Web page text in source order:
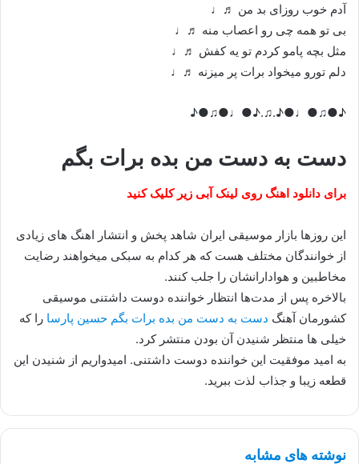
آدم خوب روزای بد من ♬♩
بی تو همه چی رو اعصاب منه ♬♩
مثل بچه پامو کردم تو یه کفش ♬♩
دلم تورو میخواد برات پر میزنه ♬♩
♪●♫●♩●♪.♫.♪●♩●♫●♪
دست به دست من بده برات بگم
برای دانلود اهنگ روی لینک آبی زیر کلیک کنید
این روزها بازار موسیقی ایران شاهد پخش و انتشار اهنگ های زیادی
از خوانندگان مختلف هست که هر کدام به سبکی میخواهند رضایت
مخاطبین و هوادارانشان را جلب کنند.
بالاخره پس از مدت‌ها انتظار خواننده دوست داشتنی موسیقی
کشورمان آهنگ دست به دست من بده برات بگم حسین پارسا را که
خیلی ها منتظر شنیدن آن بودن منتشر کرد.
به امید موفقیت این خواننده دوست داشتنی. امیدواریم از شنیدن این
قطعه زیبا و جذاب لذت ببرید.
نوشته های مشابه